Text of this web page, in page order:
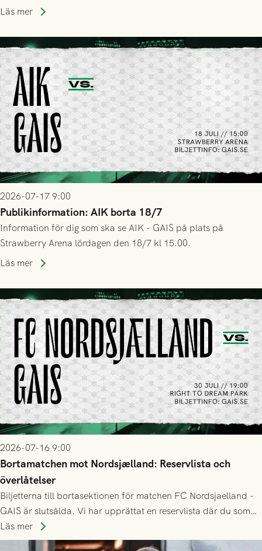
trupp till matchen:
Läs mer
2026-07-17 9:00
Publikinformation: AIK borta 18/7
Information för dig som ska se AIK - GAIS på plats på
Strawberry Arena lördagen den 18/7 kl 15.00.
Läs mer
2026-07-16 9:00
Bortamatchen mot Nordsjælland: Reservlista och
överlåtelser
Biljetterna till bortasektionen för matchen FC Nordsjaelland -
GAIS är slutsålda. Vi har upprättat en reservlista där du som
ännu inte har någon biljett kan anmäla ditt intresse. Du kan
inte själv överlåta din biljett till någon annan.
Läs mer